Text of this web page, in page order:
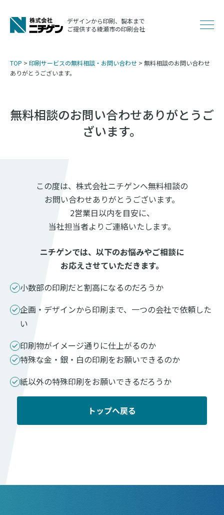
デザインから印刷、製本まで
ご提供する綾瀬市の印刷会社
メ
ー
TOP > 印刷サービスの無料相談・お問い合わせ > 無料相談のお問い合わせ
ありがとうございます。
無料相談のお問い合わせありがとうご
ざいます。
この度は、株式会社ニチゲンへ無料相談の
お問い合わせありがとうございます。
2営業日以内を目安に、
当社担当者よりご連絡いたします。
ニチゲンでは、以下のお悩みやご相談に
お応えさせていただきます。
小数部の印刷だと割高になるのだろうか
企画・デザインから印刷まで、一つの会社で依頼した
い
印刷物がイメージ通りに仕上がるのか
特殊な金・銀・白の印刷をお願いできるのか
紙以外の特殊印刷をお願いできるだろうか
トップへ戻る